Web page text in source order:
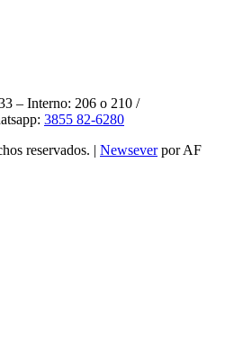
– Interno: 206 o 210 /
3855 82-6280
reservados. | Newseverpor AF